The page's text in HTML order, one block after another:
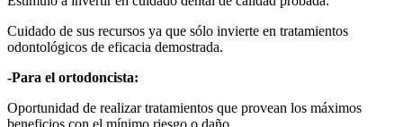
Cuidado de sus recursos ya que sólo invierte en tratamientos
odontológicos de eficacia demostrada.
-Para el ortodoncista:
Oportunidad de realizar tratamientos que provean los máximos
beneficios con el mínimo riesgo o daño.